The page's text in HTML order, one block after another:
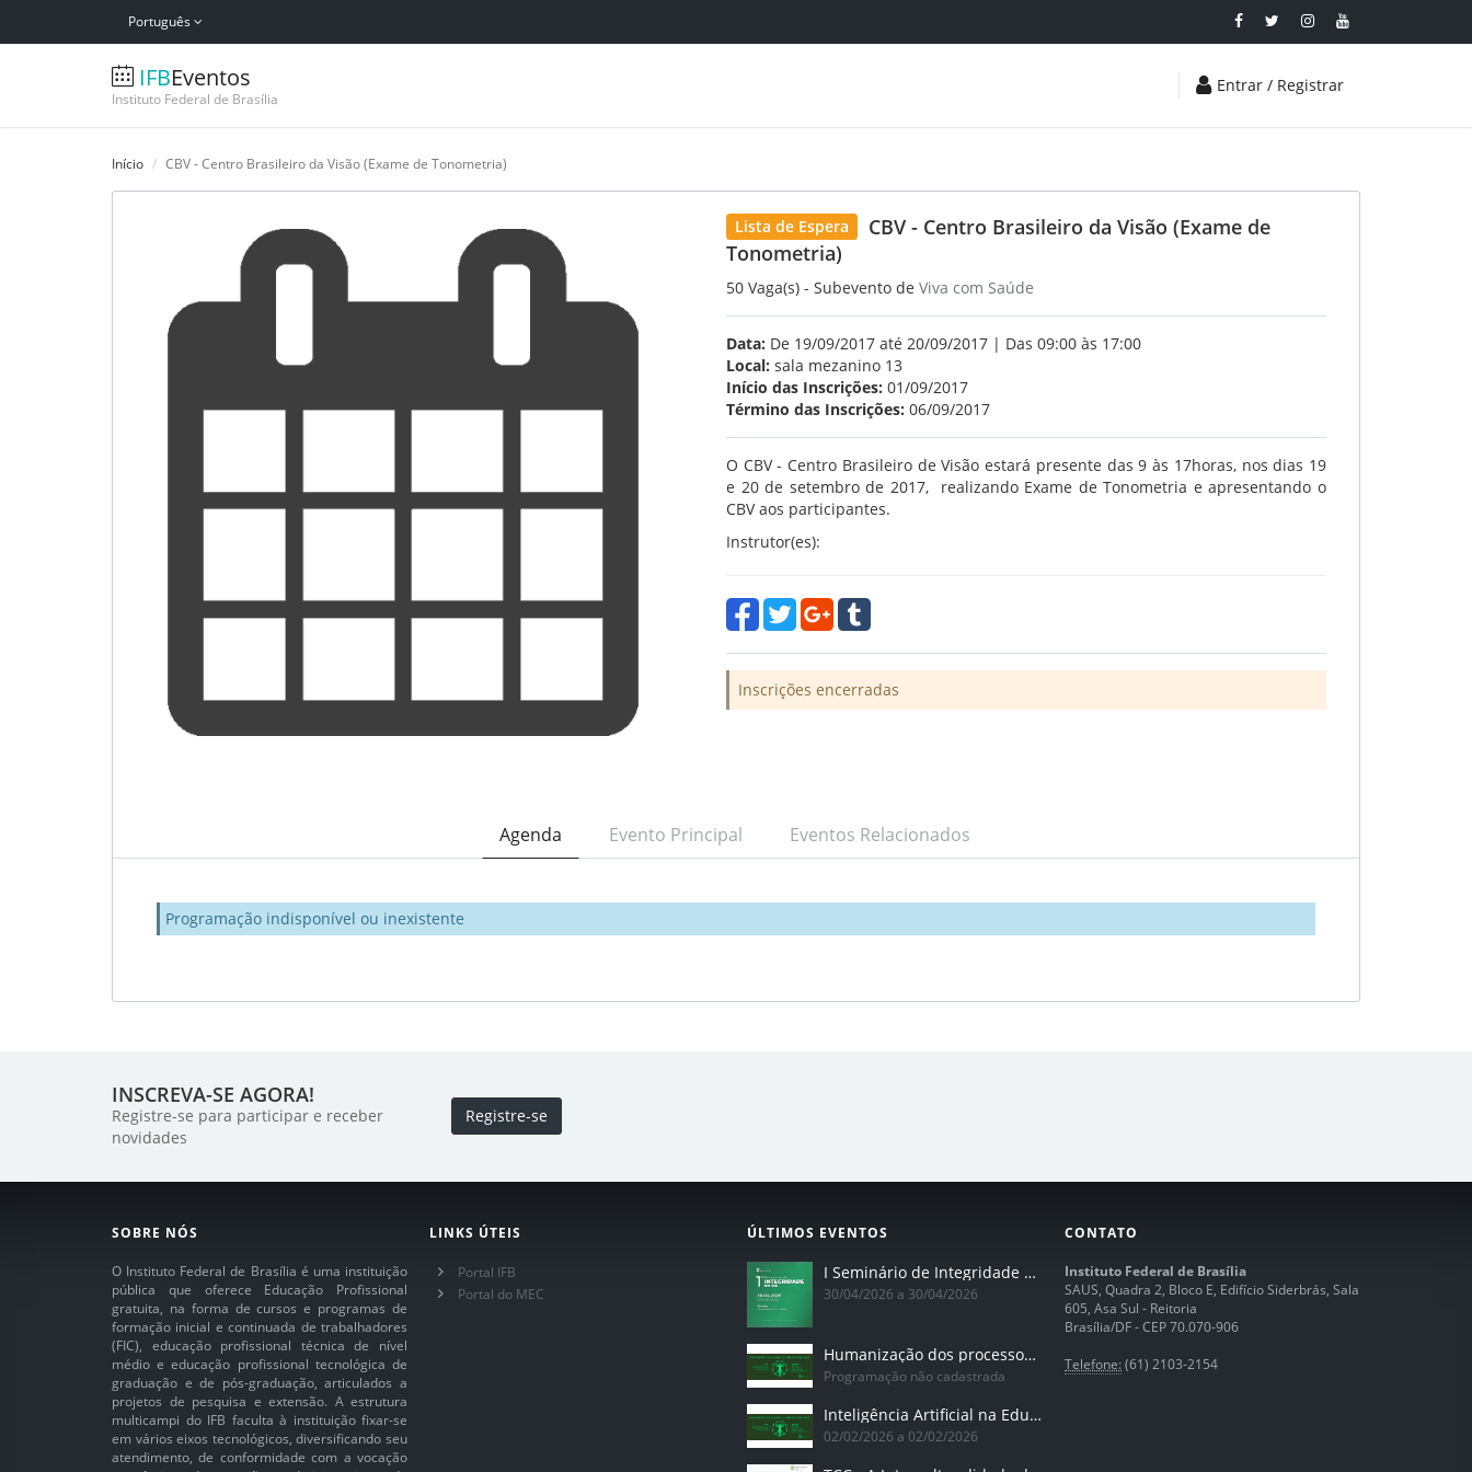
Português
IFBEventos
Instituto Federal de Brasília
Entrar / Registrar
Início CBV - Centro Brasileiro da Visão (Exame de Tonometria)
Lista de Espera
CBV - Centro Brasileiro da Visão (Exame de
Tonometria)
50 Vaga(s) - Subevento de Viva com Saúde
Data: De 19/09/2017 até 20/09/2017 | Das 09:00 às 17:00
Local: sala mezanino 13
Início das Inscrições: 01/09/2017
Término das Inscrições: 06/09/2017
O CBV - Centro Brasileiro de Visão estará presente das 9 às 17horas, nos dias 19
e 20 de setembro de 2017, realizando Exame de Tonometria e apresentando o
CBV aos participantes.
Instrutor(es):
Inscrições encerradas
Agenda Evento Principal Eventos Relacionados
Programação indisponível ou inexistente
INSCREVA-SE AGORA!
Registre-se para participar e receber
novidades
Registre-se
SOBRE NÓS
O Instituto Federal de Brasília é uma instituição
pública que oferece Educação Profissional
gratuita, na forma de cursos e programas de
formação inicial e continuada de trabalhadores
(FIC), educação profissional técnica de nível
médio e educação profissional tecnológica de
graduação e de pós-graduação, articulados a
projetos de pesquisa e extensão. A estrutura
multicampi do IFB faculta à instituição fixar-se
em vários eixos tecnológicos, diversificando seu
atendimento, de conformidade com a vocação
LINKS ÚTEIS
Portal IFB
Portal do MEC
ÚLTIMOS EVENTOS
I Seminário de Integridade do IFB
30/04/2026 a 30/04/2026
Humanização dos processos de trabalhos em tempos de IA
Programação não cadastrada
Inteligência Artificial na Educação Profissional e Tecnológica: potencialidades, desafios e desenvolvimento docente
02/02/2026 a 02/02/2026
CONTATO
Instituto Federal de Brasília
SAUS, Quadra 2, Bloco E, Edifício Siderbrás, Sala
605, Asa Sul - Reitoria
Brasília/DF - CEP 70.070-906
Telefone: (61) 2103-2154